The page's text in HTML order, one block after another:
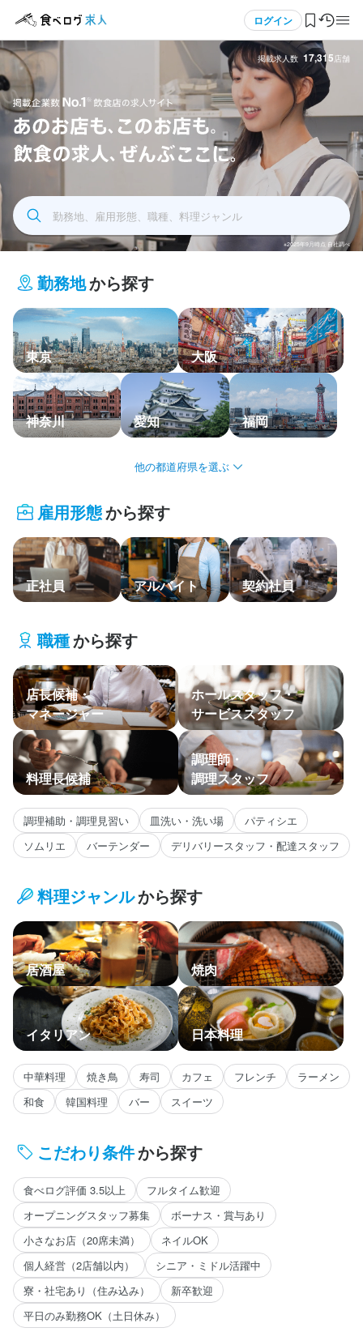
ログイン
ログイン・無料会員登録
食べログ求人TOP
マイページ管理
閲覧履歴
気になる求人
検索履歴・保存した条件
応募履歴
WEB履歴書
掲載をご検討の店舗様へ
食べログ求人PRESS
プライバシーポリシー
利用規約
企業情報
掲載求人数 17,315店舗
飲食求人掲載企業数No.1 飲食店の求人サイト あの
勤務地、雇用形態、職種、料理ジャンル
※2025年9月時点 自社調べ
勤務地から探す
東京 大阪
神奈川 愛知 福岡
関東
中部・北陸
関西
中国・四国
九州・沖縄
主要エリア
雇用形態から探す
正社員 アルバイト 契約社員
職種から探す
店長候補・
マネージャー
ホールスタッフ・
サービススタッフ
料理長候補
調理師・
調理スタッフ
調理補助・調理見習い 皿洗い・洗い場
パティシエ
ソムリエ
バーテンダー デリバリースタッフ・配達スタッフ
料理ジャンルから探す
居酒屋 焼肉
イタリアン 日本料理
中華料理 焼き鳥 寿司 カフェ フレンチ
ラーメン
和食
韓国料理 バー スイーツ
こだわり条件から探す
食べログ評価 3.5以上
フルタイム歓迎
オープニングスタッフ募集
ボーナス・賞与あり
小さなお店（20席未満）
ネイルOK
個人経営（2店舗以内）
シニア・ミドル活躍中
寮・社宅あり（住み込み）
新卒歓迎
平日のみ勤務OK（土日休み）